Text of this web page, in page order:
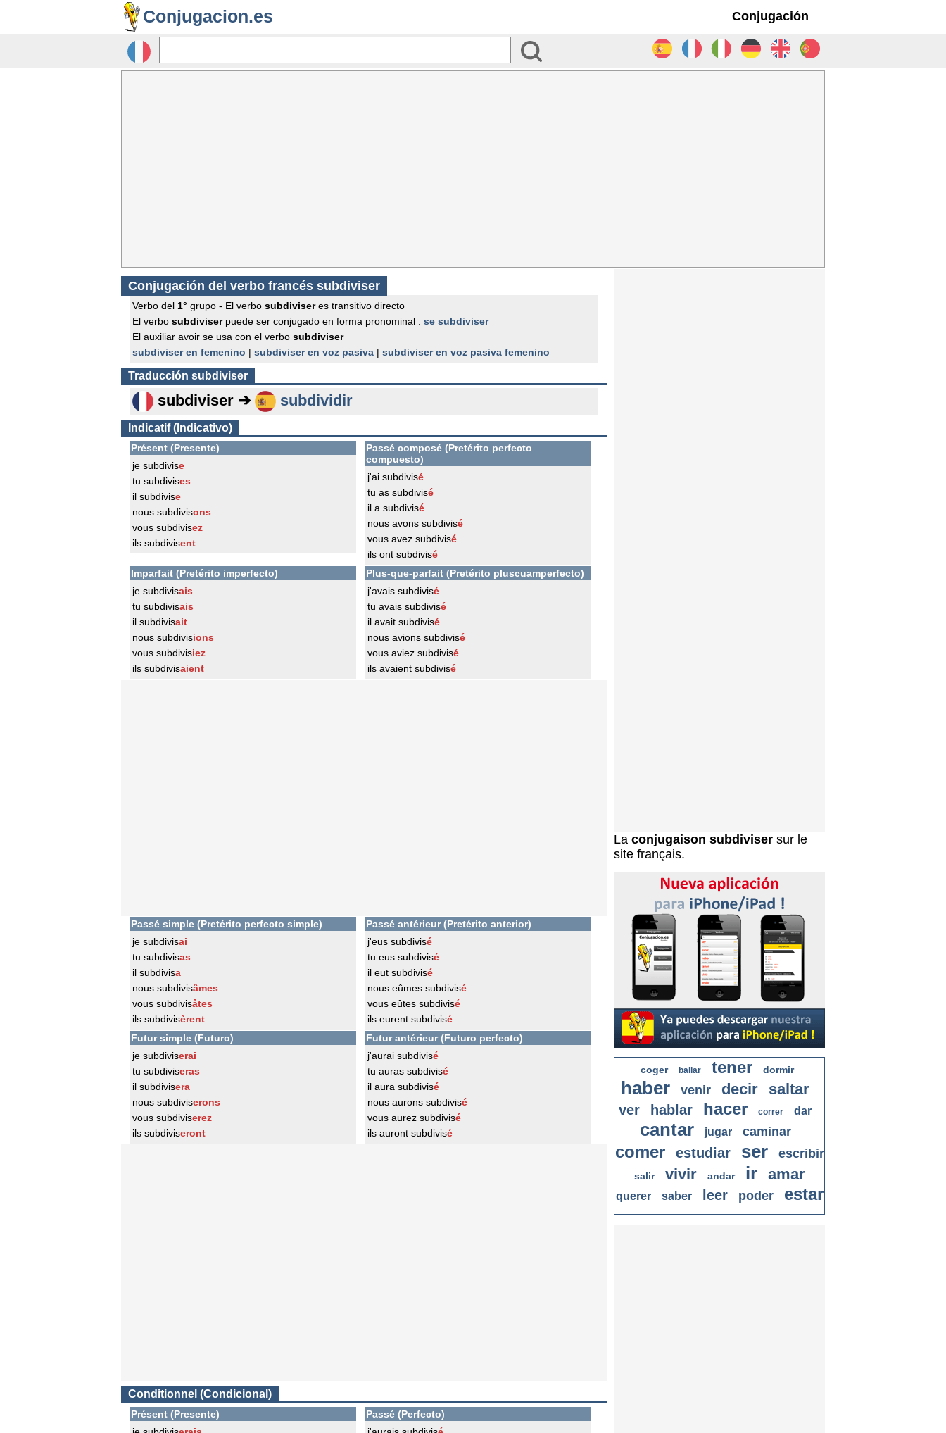
Conjugacion.es Conjugación
Conjugación del verbo francés subdiviser
Verbo del 1° grupo - El verbo subdiviseres transitivo directo
El verbo subdiviserpuede ser conjugado en forma pronominal : se subdiviser
El auxiliar avoir se usa con el verbo subdiviser
subdiviser en femenino | subdiviser en voz pasiva | subdiviser en voz pasiva femenino
Traducción subdiviser
subdiviser ➔ subdividir
Indicatif (Indicativo)
Présent (Presente)
je subdivise
tu subdivises
il subdivise
nous subdivisons
vous subdivisez
ils subdivisent
Passé composé (Pretérito perfecto
compuesto)
j'ai subdivisé
tu as subdivisé
il a subdivisé
nous avons subdivisé
vous avez subdivisé
ils ont subdivisé
Imparfait (Pretérito imperfecto)
je subdivisais
tu subdivisais
il subdivisait
nous subdivisions
vous subdivisiez
ils subdivisaient
Plus-que-parfait (Pretérito pluscuamperfecto)
j'avais subdivisé
tu avais subdivisé
il avait subdivisé
nous avions subdivisé
vous aviez subdivisé
ils avaient subdivisé
Passé simple (Pretérito perfecto simple)
je subdivisai
tu subdivisas
il subdivisa
nous subdivisâmes
vous subdivisâtes
ils subdivisèrent
Passé antérieur (Pretérito anterior)
j'eus subdivisé
tu eus subdivisé
il eut subdivisé
nous eûmes subdivisé
vous eûtes subdivisé
ils eurent subdivisé
Futur simple (Futuro)
je subdiviserai
tu subdiviseras
il subdivisera
nous subdiviserons
vous subdiviserez
ils subdiviseront
Futur antérieur (Futuro perfecto)
j'aurai subdivisé
tu auras subdivisé
il aura subdivisé
nous aurons subdivisé
vous aurez subdivisé
ils auront subdivisé
Conditionnel (Condicional)
Présent (Presente)
Passé (Perfecto)
La conjugaison subdiviser sur le
site français.
coger bailar tener dormir
haber venir decir saltar
ver hablar hacer correr dar
cantar jugar caminar
comer estudiar ser escribir
salir vivir andar ir amar
querer saber leer poder estar